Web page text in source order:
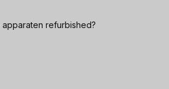
refurbished?